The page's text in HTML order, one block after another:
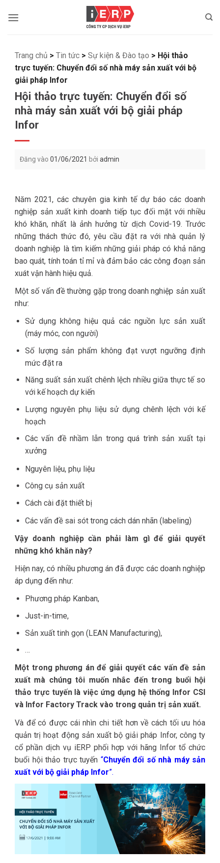
qua
Trang chủ > Tin tức > Sự kiện & Đào tạo > Hội thảo
trực tuyến: Chuyển đổi số nhà máy sản xuất với bộ
giải pháp Infor
Hội thảo trực tuyến: Chuyển đổi số
nhà máy sản xuất với bộ giải pháp
Infor
Đăng vào 01/06/2021 bởi admin
Năm 2021, các chuyên gia kinh tế dự báo các doanh
nghiệp sản xuất kinh doanh tiếp tục đối mặt với nhiều
khó khăn, nhất là ảnh hưởng từ dịch Covid-19. Trước
những thách thức đó, yêu cầu đặt ra với nhà quản lý
doanh nghiệp là tìm kiếm những giải pháp có khả năng
bao quát, tính toán tỉ mỉ và đảm bảo các công đoạn sản
xuát vận hành hiệu quả.
Một số vấn đề thường gặp trong doanh nghiệp sản xuất
như:
Sử dụng không hiệu quả các nguồn lực sản xuất
(máy móc, con người)
Số lượng sản phẩm không đạt vượt ngưỡng định
mức đặt ra
Năng suất sản xuất chênh lệch nhiều giữa thực tế so
với kế hoạch dự kiến
Lượng nguyên phụ liệu sử dụng chênh lệch với kế
hoạch
Các vấn đề nhầm lẫn trong quá trình sản xuất tại
xưởng
Nguyên liệu, phụ liệu
Công cụ sản xuất
Cách cài đặt thiết bị
Các vấn đề sai sót trong cách dán nhãn (labeling)
Vậy doanh nghiệp cần phải làm gì để giải quyết
những khó khăn này?
Hiện nay, có nhiều phương án đã được các doanh nghiệp
áp dụng đến như:
Phương pháp Kanban,
Just-in-time,
Sản xuất tinh gọn (LEAN Manufacturing),
…
Một trong phương án để giải quyết các vấn đề sản
xuất mà chúng tôi muốn nhắc đến trong buổi hội
thảo trực tuyến là việc ứng dụng hệ thống Infor CSI
và Infor Factory Track vào trong quản trị sản xuất.
Và để có được cái nhìn chi tiết hơn về cách tối ưu hóa
quản trị hoạt động sản xuất bộ giải pháp Infor, công ty
cổ phần dịch vụ iERP phối hợp với hãng Infor tổ chức
buổi hội thảo trực tuyến “Chuyển đổi số nhà máy sản
xuất với bộ giải pháp Infor”.